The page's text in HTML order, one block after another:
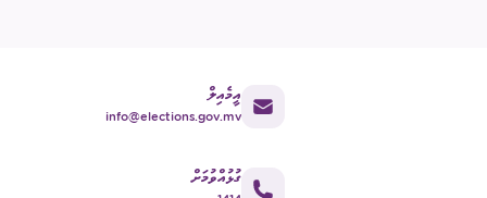
އީމެއިލް
info@elections.gov.mv
ގުޅުއްވުމަށް